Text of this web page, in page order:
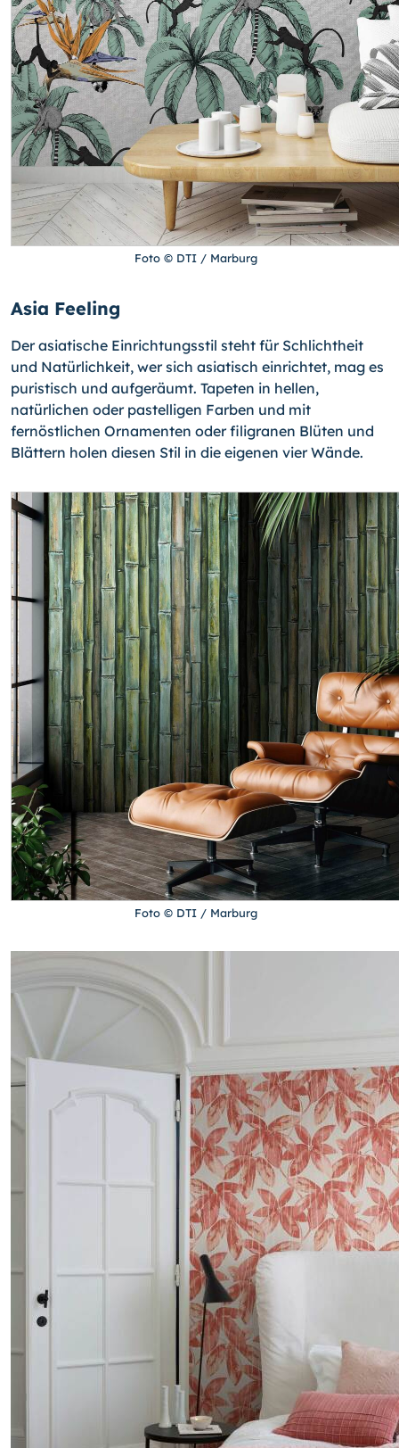
Foto © DTI / Marburg
Asia Feeling
Der asiatische Einrichtungsstil steht für Schlichtheit
und Natürlichkeit, wer sich asiatisch einrichtet, mag es
puristisch und aufgeräumt. Tapeten in hellen,
natürlichen oder pastelligen Farben und mit
fernöstlichen Ornamenten oder filigranen Blüten und
Blättern holen diesen Stil in die eigenen vier Wände.
Foto © DTI / Marburg